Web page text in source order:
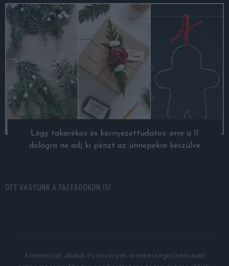
Légy takarékos és környezettudatos: erre a 11
dologra ne adj ki pénzt az ünnepekre készülve
OTT VAGYUNK A FACEBOOKON IS!
A természet, állatok és növények érdekességeit bemutató